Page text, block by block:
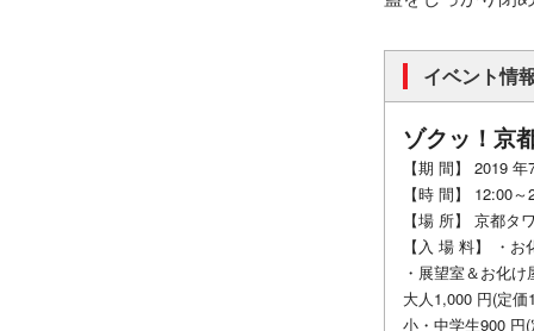
イベント情
ゾクッ！京
【期 間】 2019
【時 間】 12:00
【場 所】 京都タ
【入 場 料】 ・
・展望室＆お化
大人1,000 円(定
小・中学生900